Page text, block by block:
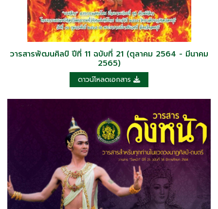
วารสารพัฒนศิลป์ ปีที่ 11 ฉบับที่ 21 (ตุลาคม 2564 - มีนาคม
2565)
ดาวน์โหลดเอกสาร